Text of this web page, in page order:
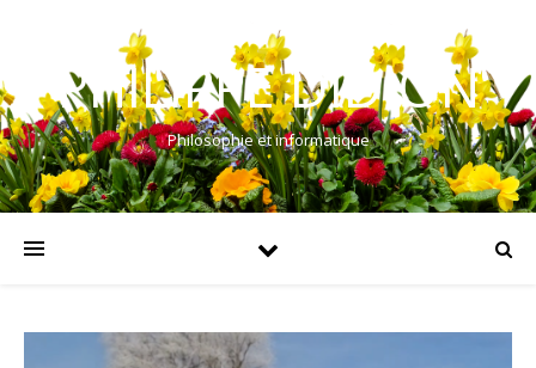
PHILIPPE DIDION
Philosophie et informatique